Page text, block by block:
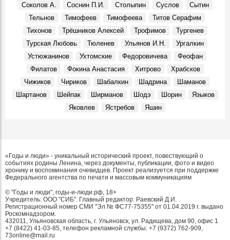
Соколов А.
Соснин П.И. Столыпин Суслов
Сытин
Тельнов
Тимофеев Тимофеева
Титов Серафим
Тихонов
Трёшников Алексей Трофимов
Тургенев
Турская Любовь
Тюленев Ульянов И.Н.
Ургалкин
Устюжанинов
Ухтомские Федоровичева
Феофан
Филатов
Фокина Анастасия Хитрово
Храбсков
Чижиков
Чириков Шабалкин Шадрина
Шаманов
Шартанов
Шейпак Ширманов Шодэ Шорин
Языков
Яковлев
Ястребов Яшин
«Годы и люди» - уникальный исторический проект, повествующий о
событиях родины Ленина, через документы, публикации, фото и видео
хронику и воспоминания очевидцев. Проект реализуется при поддержке
Федерального агентства по печати и массовым коммуникациям
© "Годы и люди", годы-и-люди.рф, 18+
Учредитель: ООО "СИБ". Главный редактор: Раевский Д.И.
Регистрационный номер СМИ "Эл № ФС77-75355" от 01.04.2019 г. выдано
Роскомнадзором.
432011, Ульяновская область, г. Ульяновск, ул. Радищева, дом 90, офис 1
+7 (8422) 41-03-85, телефон рекламной службы: +7 (9372) 762-909,
73online@mail.ru